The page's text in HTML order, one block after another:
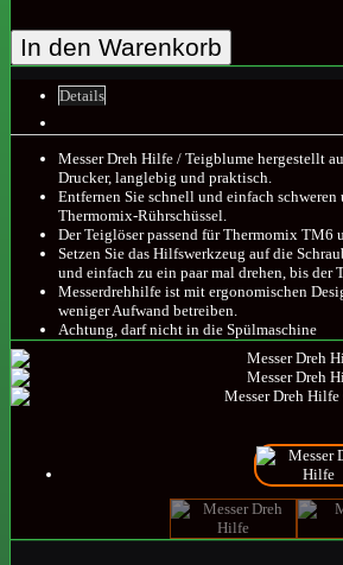
In den Warenkorb
Details
Messer Dreh Hilfe / Teigblume hergestellt
Drucker, langlebig und praktisch.
Entfernen Sie schnell und einfach
Thermomix-Rührschüssel.
Der Teiglöser passend für Thermomix TM6
Setzen Sie das Hilfswerkzeug auf die
und einfach zu ein paar mal drehen, bis der
Messerdrehhilfe ist mit ergonomischen
weniger Aufwand betreiben.
Achtung, darf nicht in die Spülmaschine